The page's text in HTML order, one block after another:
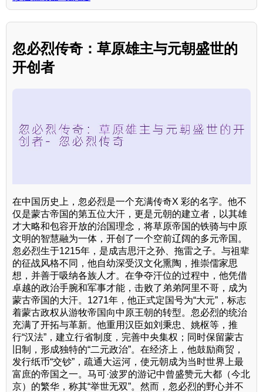
忽必烈传奇：草原雄主与元朝盛世的
开创者
在中国历史上，忽必烈是一个充满传奇X 彩的名字。他不
仅是蒙古帝国的第五位大汗，更是元朝的建立者，以其雄
才大略和包容开放的治国理念，将草原帝国的铁骑与中原
文明的智慧融为一体，开创了一个空前辽阔的多元帝国。
忽必烈生于1215年，是成吉思汗之孙、拖雷之子。与祖辈
的征战风格不同，他自幼深受汉文化熏陶，推崇儒家思
想，并善于吸纳各族人才。在争夺汗位的过程中，他凭借
卓越的政治手腕和军事才能，击败了弟弟阿里不哥，成为
蒙古帝国的大汗。1271年，他正式定国号为“大元”，标志
着蒙古政权从游牧帝国向中原王朝的转型。忽必烈的统治
充满了开拓与革新。他重用汉臣如刘秉忠、姚枢等，推
行“汉法”，建立行省制度，完善中央集权；同时保留蒙古
旧制，形成独特的“二元政治”。在经济上，他鼓励商贸，
发行纸币“交钞”，疏通大运河，使元朝成为当时世界上最
富庶的帝国之一。马可·波罗的游记中曾盛赞元大都（今北
京）的繁华，称其“举世无双”。然而，忽必烈的野心并不